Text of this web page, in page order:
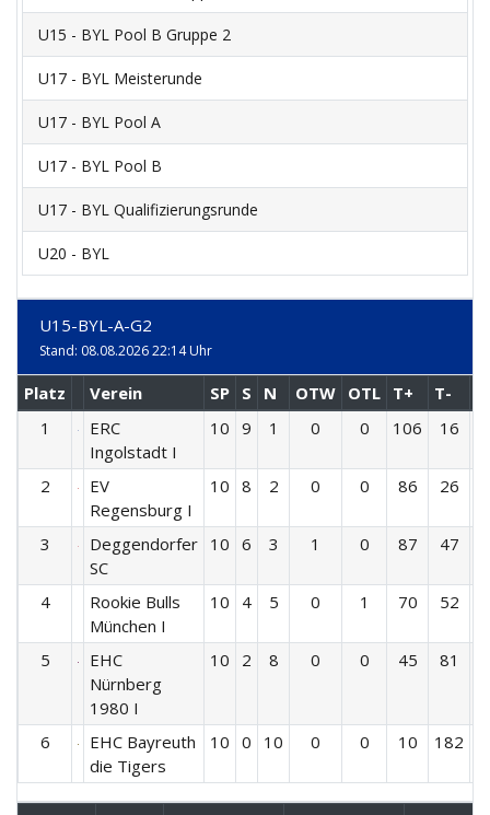
U15 - BYL Pool B Gruppe 2
U17 - BYL Meisterunde
U17 - BYL Pool A
U17 - BYL Pool B
U17 - BYL Qualifizierungsrunde
U20 - BYL
U15-BYL-A-G2
Stand: 08.08.2026 22:14 Uhr
Platz Verein SP S N OTW OTL T+ T-
1
ERC
Ingolstadt I
10 9 1 0 0 106 16
2
EV
Regensburg I
10 8 2 0 0 86 26
3
Deggendorfer
SC
10 6 3 1 0 87 47
4
Rookie Bulls
München I
10 4 5 0 1 70 52
5
EHC
Nürnberg
1980 I
10 2 8 0 0 45 81
6
EHC Bayreuth
die Tigers
10 0 10 0 0 10 182